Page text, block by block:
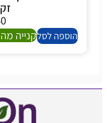
הוספה לסלקנייה